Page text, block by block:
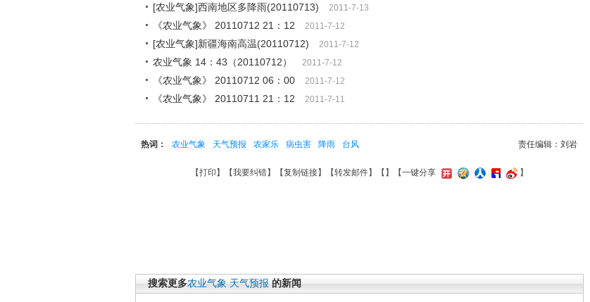
[农业气象]西南地区多降雨(20110713) 2011-7-13
《农业气象》 20110712 21：12 2011-7-12
[农业气象]新疆海南高温(20110712) 2011-7-12
农业气象 14：43（20110712） 2011-7-12
《农业气象》 20110712 06：00 2011-7-12
《农业气象》 20110711 21：12 2011-7-11
责任编辑：刘岩
热词： 农业气象 天气预报 农家乐 病虫害 降雨 台风
【打印 】【我要纠错】【复制链接】【转发邮件】【 】 【一键分享 】
搜索更多农业气象 天气预报 的新闻